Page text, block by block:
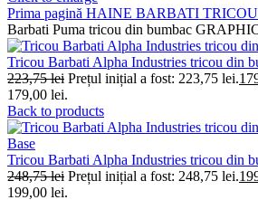
Prima pagină HAINE BARBATI
Barbati Puma tricou din bumbac
Tricou Barbati Alpha Industries tricou din
223,75lei Prețul inițial a fost: 223,75 lei.
179,00 lei.
Back to products
Tricou Barbati Alpha Industries tricou din
248,75lei Prețul inițial a fost: 248,75 lei.
199,00 lei.